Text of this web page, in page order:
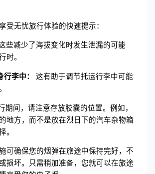
受无忧旅行体验的快速提示：
些减少了海拔变化时发生泄漏的可能
时。
李中：
这有助于调节托运行李中可能
期间，请注意存放胶囊的位置。例如，
地方，而不是放在烈日下的汽车杂物箱
。
可确保您的烟弹在旅途中保持完好，不
损坏。只需稍加准备，您就可以在旅途